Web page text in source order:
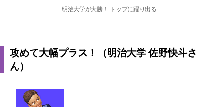
明治大学が大勝！ トップに躍り出る
攻めて大幅プラス！（明治大学 佐野快斗さ
ん）